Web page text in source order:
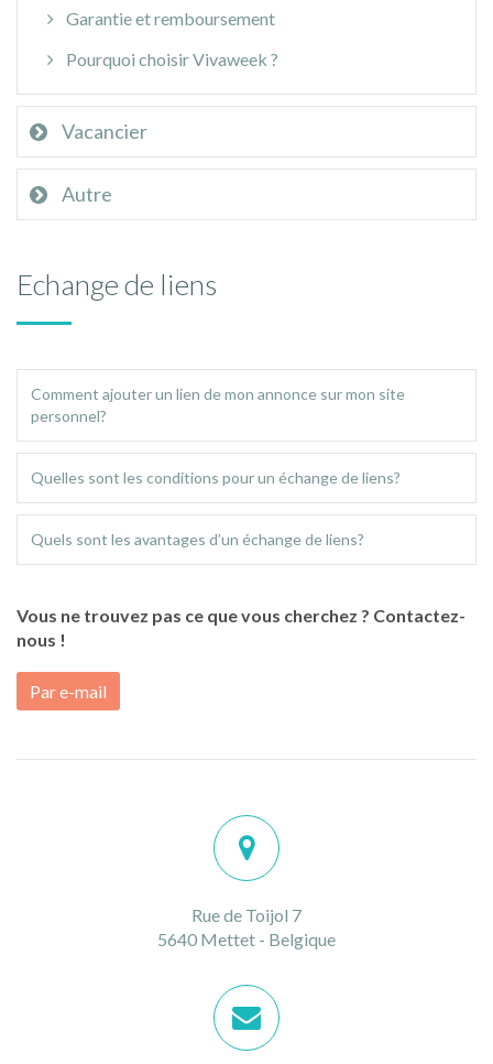
Garantie et remboursement
Pourquoi choisir Vivaweek ?
Vacancier
Autre
Echange de liens
Comment ajouter un lien de mon annonce sur mon site
personnel?
Quelles sont les conditions pour un échange de liens?
Quels sont les avantages d’un échange de liens?
Vous ne trouvez pas ce que vous cherchez ? Contactez-
nous !
Par e-mail
Rue de Toijol 7
5640 Mettet - Belgique